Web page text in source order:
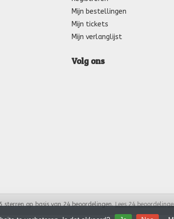
Mijn bestellingen
Mijn tickets
Mijn verlanglijst
Volg ons
sterren op basis van 24beoordelingen. Lees 24